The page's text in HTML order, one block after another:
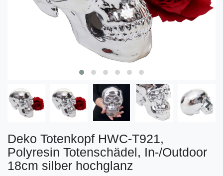
Deko Totenkopf HWC-T921,
Polyresin Totenschädel, In-/Outdoor
18cm silber hochglanz